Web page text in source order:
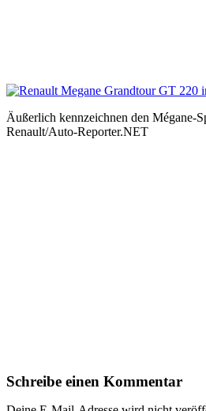
Äußerlich kennzeichnen den Mégane-
Renault/Auto-Reporter.NET
Schreibe einen Kommentar